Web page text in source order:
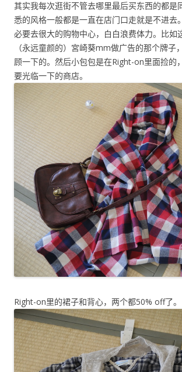
其实我每次逛街不管去哪里最后买东西的都是
悉的风格一般都是一直在店门口走就是不进去
必要去很大的购物中心，白白浪费体力。比如
（永远童颜的）宮崎葵mm做广告的那个牌子
顾一下的。然后小包包是在Right-on里面捡的
要光临一下的商店。
Right-on里的裙子和背心，两个都50% off了。